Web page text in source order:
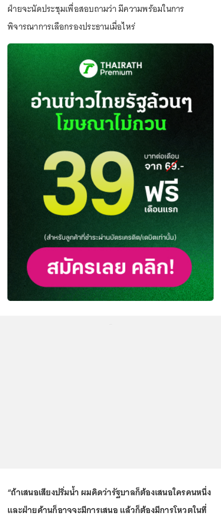
ฝ่ายจะนัดประชุมเพื่อสอบถามว่า มีความพร้อมในการ
พิจารณาการเลือกรองประธานเมื่อไหร่
“ถ้าเสนอเสียงปริ่มน้ำ ผมคิดว่ารัฐบาลก็ต้องเสนอใครคนหนึ่ง
และฝ่ายค้านก็อาจจะมีการเสนอ แล้วก็ต้องมีการโหวตในที่